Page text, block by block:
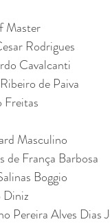
Master
Rodrigues
Cavalcanti
de Paiva
Freitas
Masculino
de França Barbosa
Boggio
Diniz
Pereira Alves Dias